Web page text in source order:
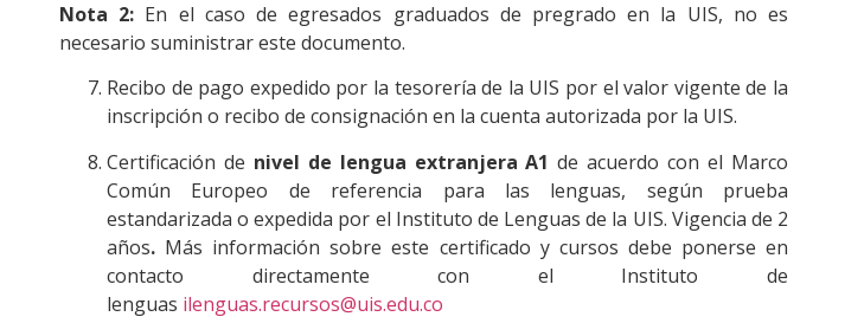
Nota 2: En el caso de egresados graduados de pregrado en la UIS, no es
necesario suministrar este documento.
Recibo de pago expedido por la tesorería de la UIS por el valor vigente de la
inscripción o recibo de consignación en la cuenta autorizada por la UIS.
Certificación de nivel de lengua extranjera A1de acuerdo con el Marco
Común Europeo de referencia para las lenguas, según prueba
estandarizada o expedida por el Instituto de Lenguas de la UIS. Vigencia de 2
años. Más información sobre este certificado y cursos debe ponerse en
contacto directamente con el Instituto de
lenguas ilenguas.recursos@uis.edu.co